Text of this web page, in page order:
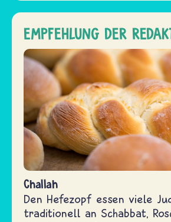
EMPFEHLUNG DER
Challah
Den Hefezopf essen viele
traditionell an Schabbat,